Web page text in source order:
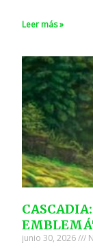
Leer más »
junio 30, 2026